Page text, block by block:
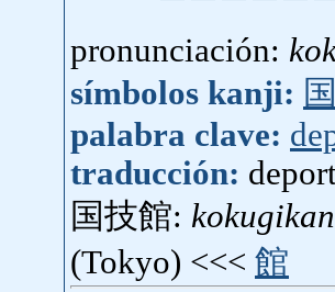
pronunciación:
símbolos kanji:
palabra clave:
traducción:
国技館: kokugikan
(Tokyo) <<< 館